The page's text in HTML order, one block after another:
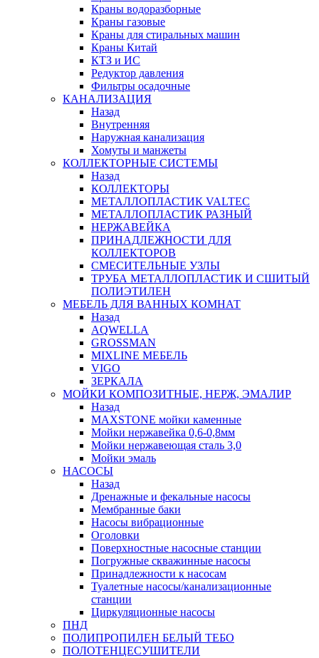
Краны водоразборные
Краны газовые
Краны для стиральных машин
Краны Китай
КТЗ и ИС
Редуктор давления
Фильтры осадочные
КАНАЛИЗАЦИЯ
Назад
Внутренняя
Наружная канализация
Хомуты и манжеты
КОЛЛЕКТОРНЫЕ СИСТЕМЫ
Назад
КОЛЛЕКТОРЫ
МЕТАЛЛОПЛАСТИК VALTEC
МЕТАЛЛОПЛАСТИК РАЗНЫЙ
НЕРЖАВЕЙКА
ПРИНАДЛЕЖНОСТИ ДЛЯ
КОЛЛЕКТОРОВ
СМЕСИТЕЛЬНЫЕ УЗЛЫ
ТРУБА МЕТАЛЛОПЛАСТИК И СШИТЫЙ
ПОЛИЭТИЛЕН
МЕБЕЛЬ ДЛЯ ВАННЫХ КОМНАТ
Назад
AQWELLA
GROSSMAN
MIXLINE МЕБЕЛЬ
VIGO
ЗЕРКАЛА
МОЙКИ КОМПОЗИТНЫЕ, НЕРЖ, ЭМАЛИР
Назад
MAXSTONE мойки каменные
Мойки нержавейка 0,6-0,8мм
Мойки нержавеющая сталь 3,0
Мойки эмаль
НАСОСЫ
Назад
Дренажные и фекальные насосы
Мембранные баки
Насосы вибрационные
Оголовки
Поверхностные насосные станции
Погружные скважинные насосы
Принадлежности к насосам
Туалетные насосы/канализационные
станции
Циркуляционные насосы
ПНД
ПОЛИПРОПИЛЕН БЕЛЫЙ ТЕБО
ПОЛОТЕНЦЕСУШИТЕЛИ